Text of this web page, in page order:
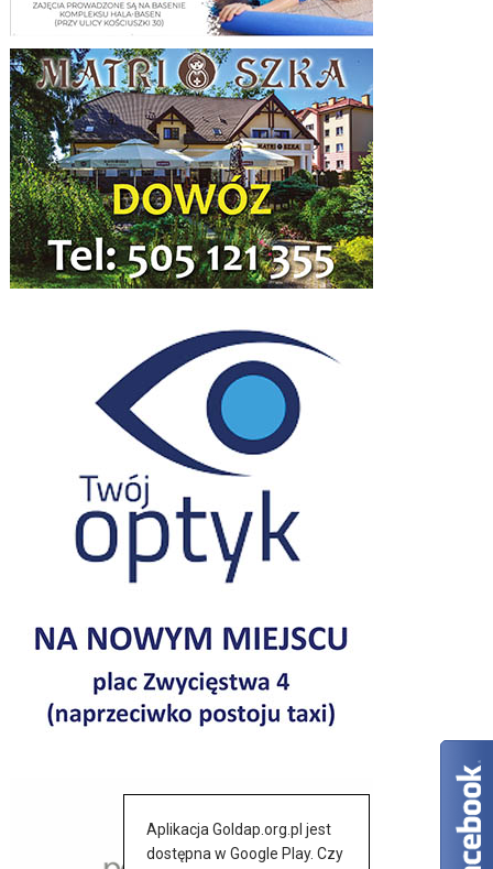
Aplikacja Goldap.org.pl jest
dostępna w Google Play. Czy